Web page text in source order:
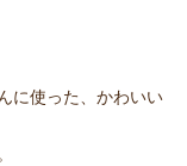
に使った、かわいい